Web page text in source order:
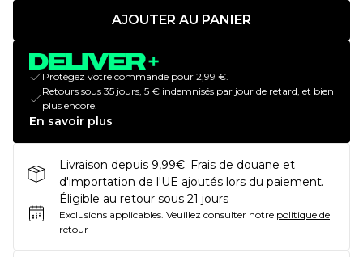
AJOUTER AU PANIER
Protégez votre commande pour 2,99 €.
Retours sous 35 jours, 5 € indemnisés par jour de retard, et bien
plus encore.
En savoir plus
Livraison depuis 9,99€. Frais de douane et
d'importation de l'UE ajoutés lors du paiement.
Éligible au retour sous 21 jours
Exclusions applicables. Veuillez consulter notre politique de
retour